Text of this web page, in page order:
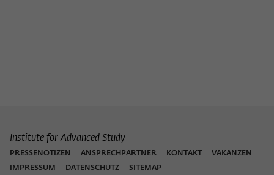
Institute for Advanced Study
PRESSENOTIZEN ANSPRECHPARTNER KONTAKT
VAKANZEN
IMPRESSUM
DATENSCHUTZ SITEMAP